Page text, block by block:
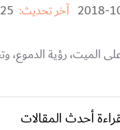
آخر تحديث: 25-04-2022
على الميت، رؤية
أحدث المقالات